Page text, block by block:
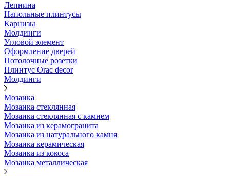
Лепнина
Напольные плинтусы
Карнизы
Молдинги
Угловой элемент
Оформление дверей
Потолочные розетки
Плинтус Orac decor
Молдинги
Мозаика
Мозаика стеклянная
Мозаика стеклянная с камнем
Мозаика из керамогранита
Мозаика из натурального камня
Мозаика керамическая
Мозаика из кокоса
Мозаика металлическая